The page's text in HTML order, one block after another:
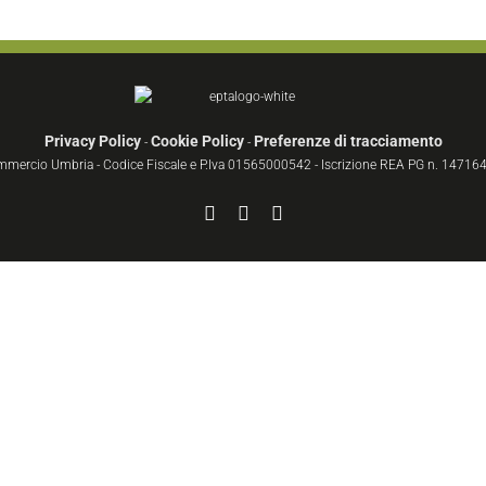
Privacy Policy- Cookie Policy- Preferenze di tracciamento
Umbria - Codice Fiscale e P.Iva 01565000542 - Iscrizione REA PG n.
FacebookYouTube